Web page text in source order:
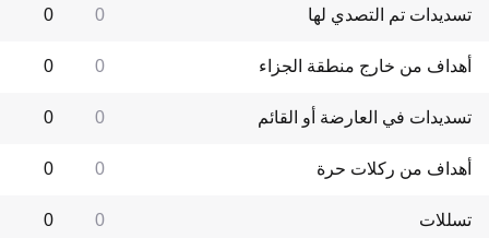
تسديدات تم التصدي لها 0
0
أهداف من خارج منطقة الجزاء 0
0
تسديدات في العارضة أو القائم 0
0
أهداف من ركلات حرة 0
0
تسللات 0
0